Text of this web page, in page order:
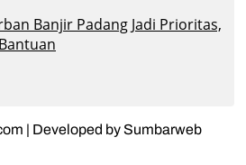
Banjir Padang Jadi Prioritas,
| Developed by Sumbarweb